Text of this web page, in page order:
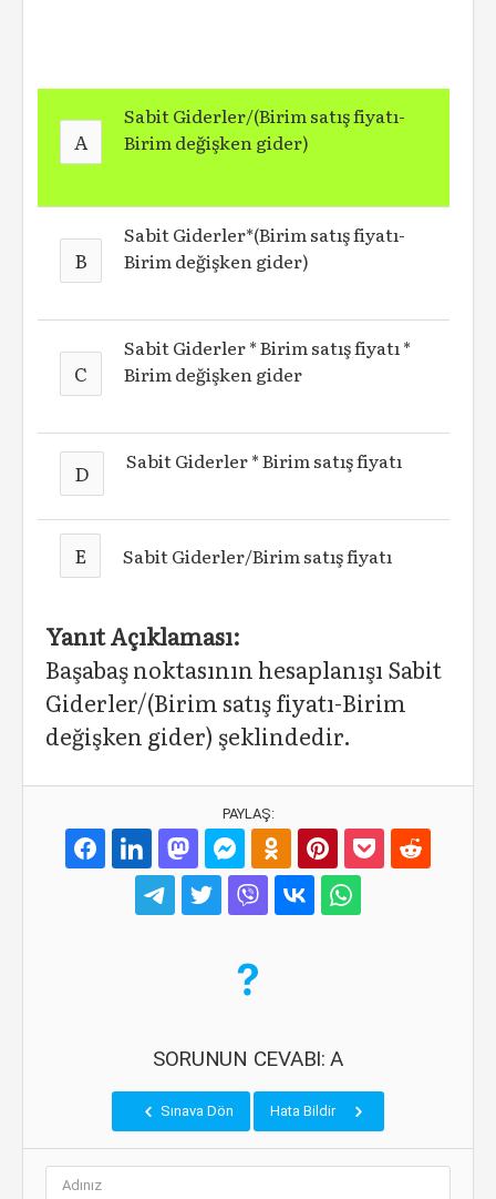
A
Sabit Giderler/(Birim satış fiyatı-
Birim değişken gider)
B
Sabit Giderler*(Birim satış fiyatı-
Birim değişken gider)
C
Sabit Giderler * Birim satış fiyatı *
Birim değişken gider
D Sabit Giderler * Birim satış fiyatı
E Sabit Giderler/Birim satış fiyatı
Yanıt Açıklaması:
Başabaş noktasının hesaplanışı Sabit
Giderler/(Birim satış fiyatı-Birim
değişken gider) şeklindedir.
PAYLAŞ:
SORUNUN CEVABI: A
Sınava Dön Hata Bildir